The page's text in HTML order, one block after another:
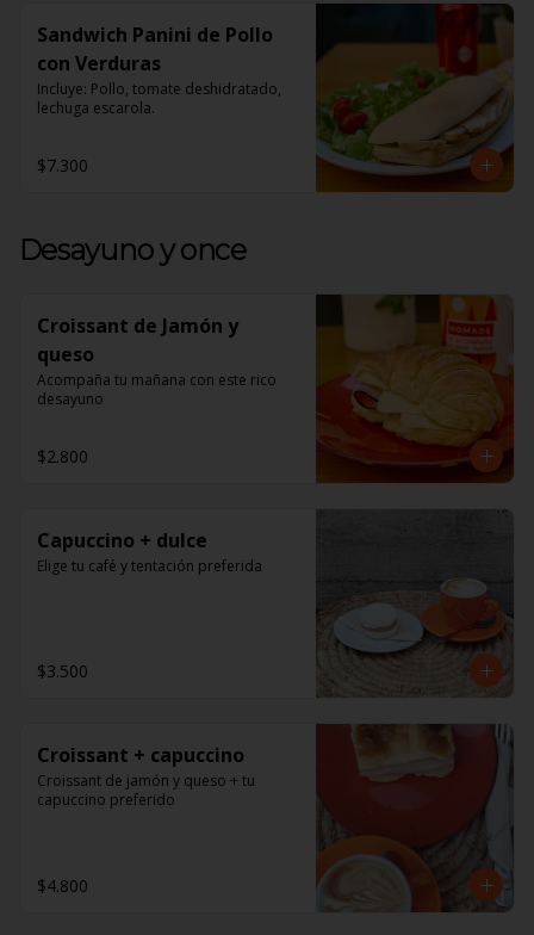
Sandwich Panini de Pollo
con Verduras
Incluye: Pollo, tomate deshidratado,
lechuga escarola.
$7.300
Desayuno y once
Croissant de Jamón y
queso
Acompaña tu mañana con este rico
desayuno
$2.800
Capuccino + dulce
Elige tu café y tentación preferida
$3.500
Croissant + capuccino
Croissant de jamón y queso + tu
capuccino preferido
$4.800